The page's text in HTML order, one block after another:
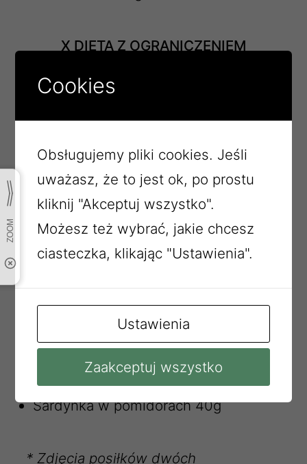
X DIETA Z OGRANICZENIEM
PRZYSWAJALNYCH
Masło ekstra 20g
Chleb pszenno-żytni 65g
Bułka grahamka 50g
Pasta z jajek ze szczypiorkiem 90g
Pasztet drobiowy zapiekany 50g
II ŚNIADANIE
Herbata b/c 250ml
Masło ekstra 10g
Sardynka w pomidorach 40g
* Zdjęcia posiłków dwóch
Cookies
Obsługujemy pliki cookies. Jeśli
uważasz, że to jest ok, po prostu
kliknij "Akceptuj wszystko".
Możesz też wybrać, jakie chcesz
ciasteczka, klikając "Ustawienia".
Ustawienia
Zaakceptuj wszystko